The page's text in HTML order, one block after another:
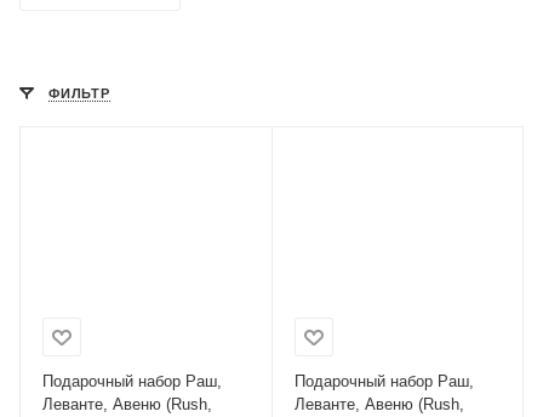
ФИЛЬТР
Подарочный набор Раш,
Леванте, Авеню (Rush,
Подарочный набор Раш,
Леванте, Авеню (Rush,